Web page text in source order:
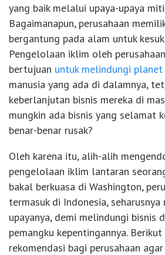
yang baik melalui upaya-upaya
Bagaimanapun, perusahaan
bergantung pada alam untuk
Pengelolaan iklim oleh
bertujuan untuk melindungi planet
manusia yang ada di dalamnya,
keberlanjutan bisnis mereka di
mungkin ada bisnis yang selamat
benar-benar rusak?
Oleh karena itu, alih-alih
pengelolaan iklim lantaran
bakal berkuasa di Washington,
termasuk di Indonesia,
upayanya, demi melindungi bisnis
pemangku kepentingannya.
rekomendasi bagi perusahaan